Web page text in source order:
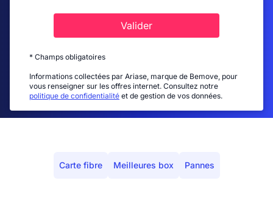
Valider
* Champs obligatoires
Informations collectées par Ariase, marque de Bemove, pour
vous renseigner sur les offres internet. Consultez notre
politique de confidentialité et de gestion de vos données.
Carte fibre Meilleures box Pannes